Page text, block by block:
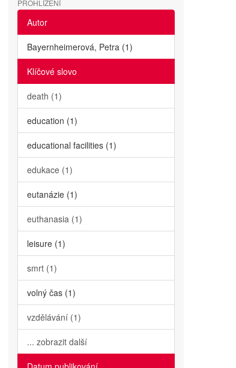
PROHLÍŽENÍ
Autor
Bayernheimerová, Petra (1)
Klíčové slovo
death (1)
education (1)
educational facilities (1)
edukace (1)
eutanázie (1)
euthanasia (1)
leisure (1)
smrt (1)
volný čas (1)
vzdělávání (1)
... zobrazit další